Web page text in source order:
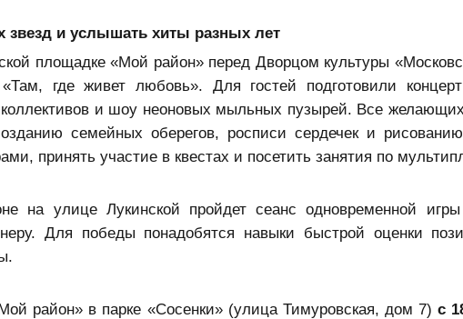
звезд и услышать хиты разных лет
площадке «Мой район» перед Дворцом культуры
где живет любовь». Для гостей подготовили
коллективов и шоу неоновых мыльных пузырей. Все
семейных оберегов, росписи сердечек и
принять участие в квестах и посетить занятия по
на улице Лукинской пройдет сеанс одновременной
Для победы понадобятся навыки быстрой оценки
район» в парке «Сосенки» (улица Тимуровская, дом 7) с